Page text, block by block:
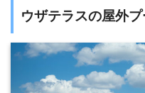
ウザテラスの屋外